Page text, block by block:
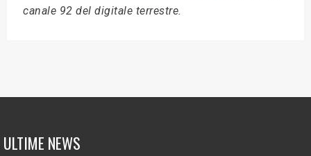
canale 92 del digitale terrestre.
ULTIME NEWS